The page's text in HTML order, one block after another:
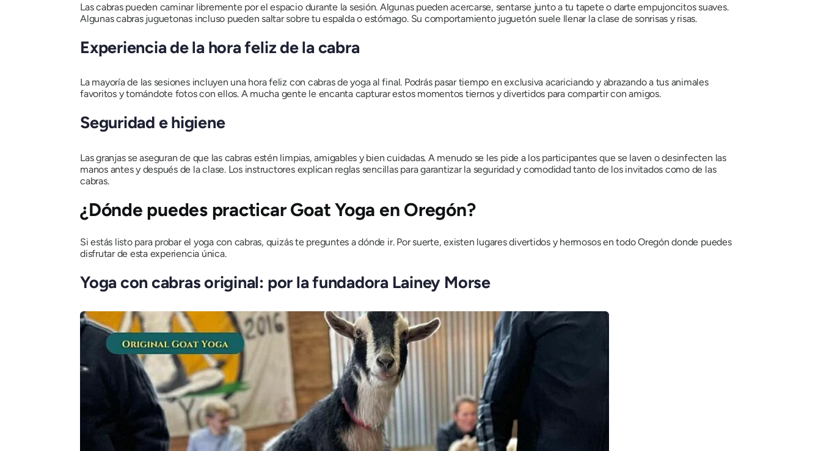
Las cabras pueden caminar libremente por el espacio durante la sesión. Algunas pueden acercarse, sentarse junto a tu tapete o darte empujoncitos suaves.
Algunas cabras juguetonas incluso pueden saltar sobre tu espalda o estómago. Su comportamiento juguetón suele llenar la clase de sonrisas y risas.
Experiencia de la hora feliz de la cabra
La mayoría de las sesiones incluyen una hora feliz con cabras de yoga al final. Podrás pasar tiempo en exclusiva acariciando y abrazando a tus animales
favoritos y tomándote fotos con ellos. A mucha gente le encanta capturar estos momentos tiernos y divertidos para compartir con amigos.
Seguridad e higiene
Las granjas se aseguran de que las cabras estén limpias, amigables y bien cuidadas. A menudo se les pide a los participantes que se laven o desinfecten las
manos antes y después de la clase. Los instructores explican reglas sencillas para garantizar la seguridad y comodidad tanto de los invitados como de las
cabras.
¿Dónde puedes practicar Goat Yoga en Oregón?
Si estás listo para probar el yoga con cabras, quizás te preguntes a dónde ir. Por suerte, existen lugares divertidos y hermosos en todo Oregón donde puedes
disfrutar de esta experiencia única.
Yoga con cabras original: por la fundadora Lainey Morse